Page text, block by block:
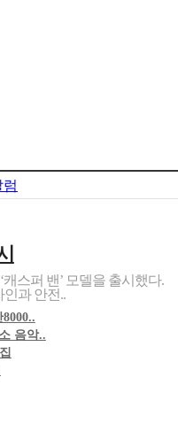
럼
스퍼 밴’ 모델을 출시했다.
과 안전..
음악..